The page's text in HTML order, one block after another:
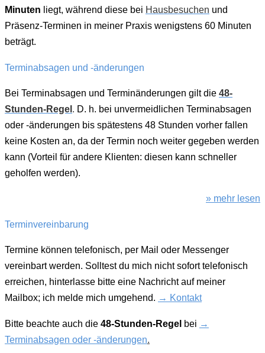
Minuten liegt, während diese bei Hausbesuchen und
Präsenz-Terminen in meiner Praxis wenigstens 60 Minuten
beträgt.
Terminabsagen und -änderungen
Bei Terminabsagen und Terminänderungen gilt die 48-
Stunden-Regel. D. h. bei unvermeidlichen Terminabsagen
oder -änderungen bis spätestens 48 Stunden vorher fallen
keine Kosten an, da der Termin noch weiter gegeben werden
kann (Vorteil für andere Klienten: diesen kann schneller
geholfen werden).
» mehr lesen
Terminvereinbarung
Termine können telefonisch, per Mail oder Messenger
vereinbart werden. Solltest du mich nicht sofort telefonisch
erreichen, hinterlasse bitte eine Nachricht auf meiner
Mailbox; ich melde mich umgehend. → Kontakt
Bitte beachte auch die 48-Stunden-Regel bei →
Terminabsagen oder -änderungen.